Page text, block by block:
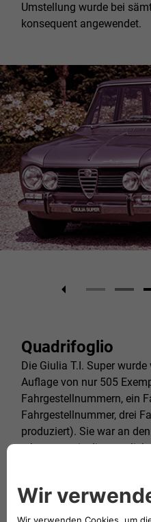
Umstellung wurde bei
konsequent angewendet.
Quadrifoglio
Die Giulia T.I. Super
Auflage von nur 505
Fahrgestellnummern, ein
Fahrgestellnummer, drei
produziert). Sie war an
erkennen, wie die
Fahrzeugen in
Grün), ohne
daran, dass die beiden